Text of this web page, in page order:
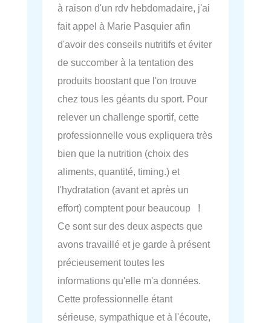
à raison d'un rdv hebdomadaire, j'ai
fait appel à Marie Pasquier afin
d'avoir des conseils nutritifs et éviter
de succomber à la tentation des
produits boostant que l'on trouve
chez tous les géants du sport. Pour
relever un challenge sportif, cette
professionnelle vous expliquera très
bien que la nutrition (choix des
aliments, quantité, timing.) et
l'hydratation (avant et après un
effort) comptent pour beaucoup !
Ce sont sur des deux aspects que
avons travaillé et je garde à présent
précieusement toutes les
informations qu'elle m'a données.
Cette professionnelle étant
sérieuse, sympathique et à l'écoute,